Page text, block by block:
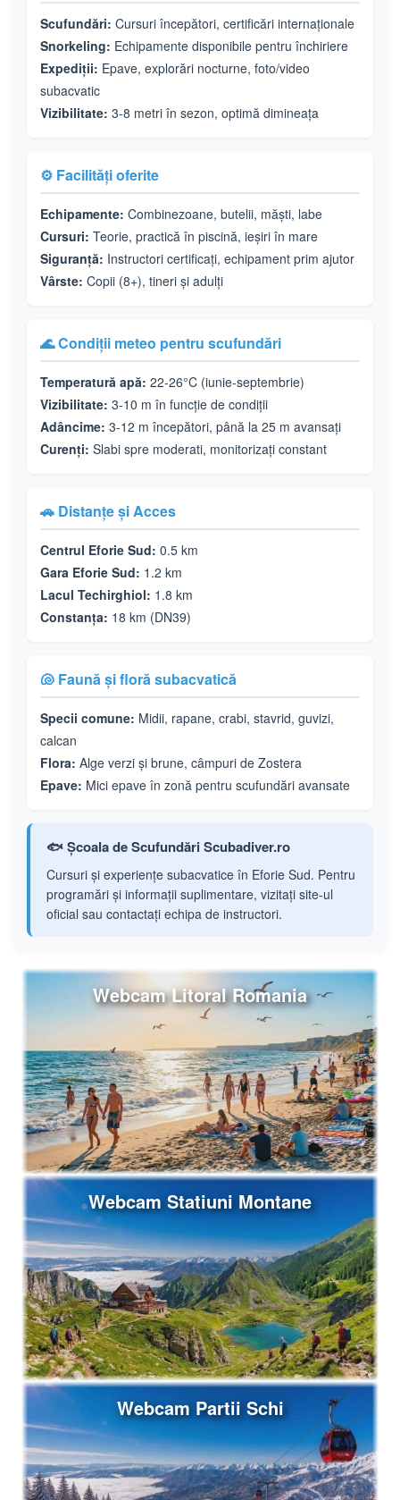
Scufundări: Cursuri începători, certificări internaționale
Snorkeling: Echipamente disponibile pentru închiriere
Expediții: Epave, explorări nocturne, foto/video
subacvatic
Vizibilitate: 3-8 metri în sezon, optimă dimineața
⚙️ Facilități oferite
Echipamente: Combinezoane, butelii, măști, labe
Cursuri: Teorie, practică în piscină, ieșiri în mare
Siguranță: Instructori certificați, echipament prim ajutor
Vârste: Copii (8+), tineri și adulți
🌊 Condiții meteo pentru scufundări
Temperatură apă: 22-26°C (iunie-septembrie)
Vizibilitate: 3-10 m în funcție de condiții
Adâncime: 3-12 m începători, până la 25 m avansați
Curenți: Slabi spre moderati, monitorizați constant
🚗 Distanțe și Acces
Centrul Eforie Sud: 0.5 km
Gara Eforie Sud: 1.2 km
Lacul Techirghiol: 1.8 km
Constanța: 18 km (DN39)
🐚 Faună și floră subacvatică
Specii comune: Midii, rapane, crabi, stavrid, guvizi,
calcan
Flora: Alge verzi și brune, câmpuri de Zostera
Epave: Mici epave în zonă pentru scufundări avansate
🐟 Școala de Scufundări Scubadiver.ro
Cursuri și experiențe subacvatice în Eforie Sud. Pentru
programări și informații suplimentare, vizitați site-ul
oficial sau contactați echipa de instructori.
Webcam Litoral Romania
Webcam Statiuni Montane
Webcam Partii Schi